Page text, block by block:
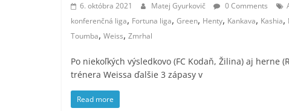
6. októbra 2021 Matej Gyurkovič 0 Comments
konferenčná liga, Fortuna liga, Green, Henty, Kankava, Kashia,
Toumba, Weiss, Zmrhal
Po niekoľkých výsledkovo (FC Kodaň, Žilina) aj
trénera Weissa ďalšie 3 zápasy v
Read more